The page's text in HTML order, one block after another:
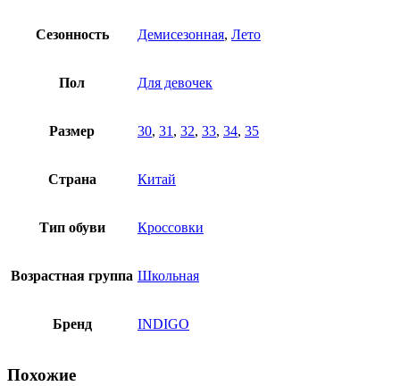
Сезонность Демисезонная, Лето
Пол Для девочек
Размер 30, 31 , 32, 33, 34, 35
Страна Китай
Тип обуви Кроссовки
Возрастная группа Школьная
Бренд INDIGO
Похожие